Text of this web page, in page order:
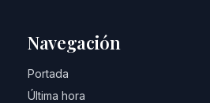
Navegación
Portada
Última hora